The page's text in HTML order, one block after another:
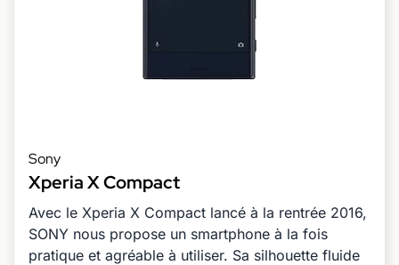
Sony
Xperia X Compact
Avec le Xperia X Compact lancé à la rentrée 2016,
SONY nous propose un smartphone à la fois
pratique et agréable à utiliser. Sa silhouette fluide